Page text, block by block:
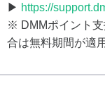
▶ https://
※ DMMポイント
合は無料期間が適